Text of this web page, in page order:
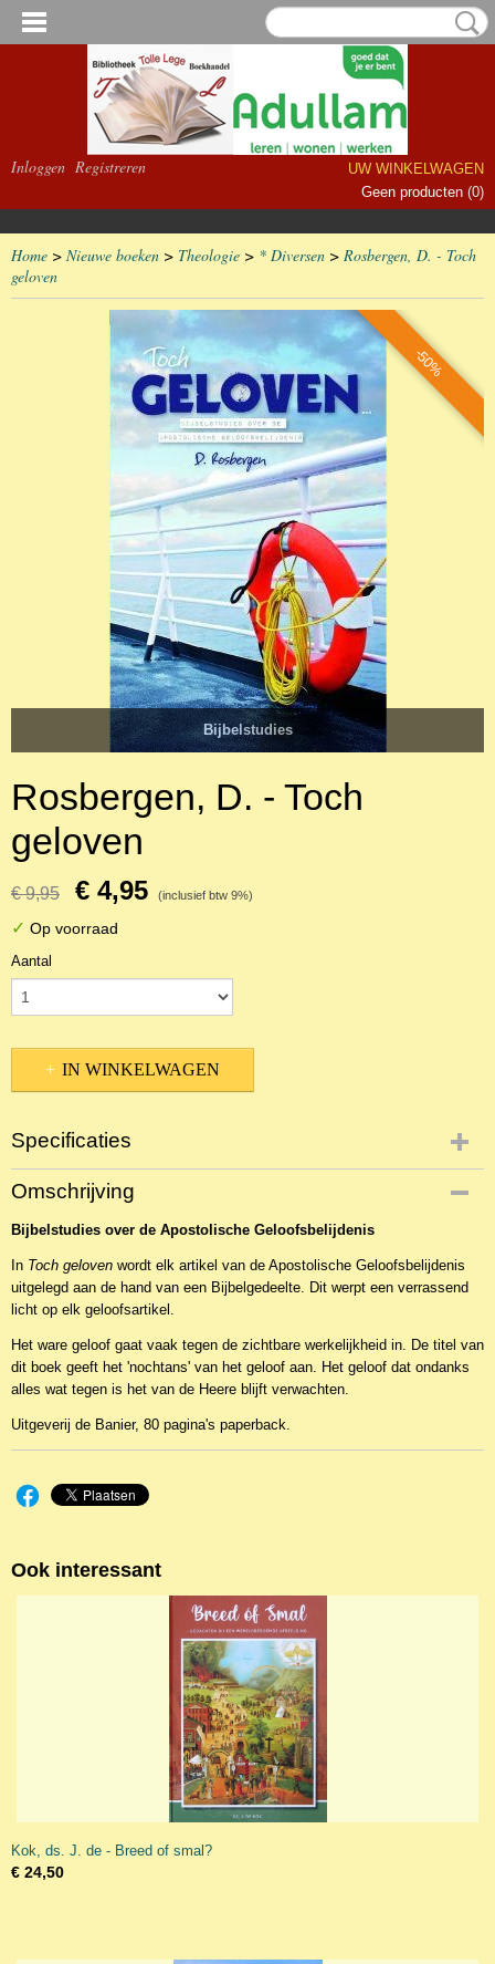
Inloggen Registreren
UW WINKELWAGEN
Geen producten (0)
Home > Nieuwe boeken > Theologie > * Diversen > Rosbergen, D. - Toch
geloven
Bijbelstudies
-50%
Rosbergen, D. - Toch
geloven
€ 9,95 € 4,95 (inclusief btw 9%)
✓ Op voorraad
Aantal
IN WINKELWAGEN
Specificaties
Productcode
NBKTDi-880
EAN code
Omschrijving
Bijbelstudies over de Apostolische Geloofsbelijdenis
In Toch geloven wordt elk artikel van de Apostolische Geloofsbelijdenis
uitgelegd aan de hand van een Bijbelgedeelte. Dit werpt een verrassend
licht op elk geloofsartikel.
Het ware geloof gaat vaak tegen de zichtbare werkelijkheid in. De titel van
dit boek geeft het 'nochtans' van het geloof aan. Het geloof dat ondanks
alles wat tegen is het van de Heere blijft verwachten.
Uitgeverij de Banier, 80 pagina's paperback.
Ook interessant
Kok, ds. J. de - Breed of smal?
€ 24,50